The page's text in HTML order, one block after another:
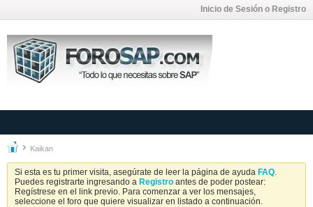
Inicio de Sesión o Registro
Kaikan
Si esta es tu primer visita, asegúrate de leer la página de ayuda FAQ.
Puedes registrarte ingresando a Registro antes de poder postear:
Regístrese en el link previo. Para comenzar a ver los mensajes,
seleccione el foro que quiere visualizar en listado a continuación.